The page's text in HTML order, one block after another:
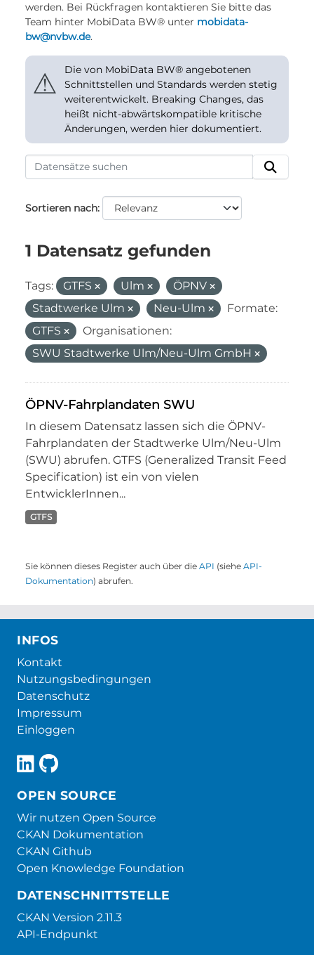
werden. Bei Rückfragen kontaktieren Sie bitte das
Team hinter MobiData BW® unter mobidata-
bw@nvbw.de.
⚠
Die von MobiData BW® angebotenen
Schnittstellen und Standards werden stetig
weiterentwickelt. Breaking Changes, das
heißt nicht-abwärtskompatible kritische
Änderungen, werden hier dokumentiert.
Sortieren nach
1 Datensatz gefunden
Tags: GTFS Ulm
ÖPNV
Stadtwerke Ulm
Neu-Ulm
Formate:
GTFS
Organisationen:
SWU Stadtwerke Ulm/Neu-Ulm GmbH
ÖPNV-Fahrplandaten SWU
In diesem Datensatz lassen sich die ÖPNV-
Fahrplandaten der Stadtwerke Ulm/Neu-Ulm
(SWU) abrufen. GTFS (Generalized Transit Feed
Specification) ist ein von vielen
EntwicklerInnen...
GTFS
Sie können dieses Register auch über die API (siehe API-
Dokumentation) abrufen.
INFOS
Kontakt
Nutzungsbedingungen
Datenschutz
Impressum
Einloggen
OPEN SOURCE
Wir nutzen Open Source
CKAN Dokumentation
CKAN Github
Open Knowledge Foundation
DATENSCHNITTSTELLE
CKAN Version 2.11.3
API-Endpunkt